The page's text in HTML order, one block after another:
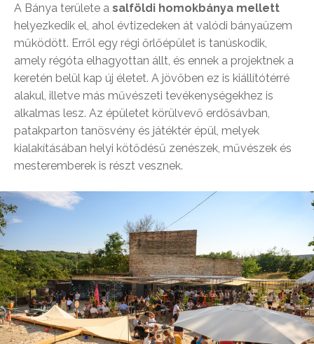
A Bánya területe a salföldi homokbánya mellett
helyezkedik el, ahol évtizedeken át valódi bányaüzem
működött. Erről egy régi őrlőépület is tanúskodik,
amely régóta elhagyottan állt, és ennek a projektnek a
keretén belül kap új életet. A jövőben ez is kiállítótérré
alakul, illetve más művészeti tevékenységekhez is
alkalmas lesz. Az épületet körülvevő erdősávban,
patakparton tanösvény és játéktér épül, melyek
kialakításában helyi kötődésű zenészek, művészek és
mesteremberek is részt vesznek.